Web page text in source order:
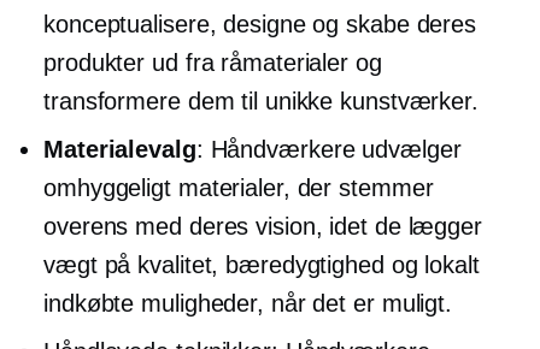
konceptualisere, designe og skabe deres
produkter ud fra råmaterialer og
transformere dem til unikke kunstværker.
Materialevalg: Håndværkere udvælger
omhyggeligt materialer, der stemmer
overens med deres vision, idet de lægger
vægt på kvalitet, bæredygtighed og lokalt
indkøbte muligheder, når det er muligt.